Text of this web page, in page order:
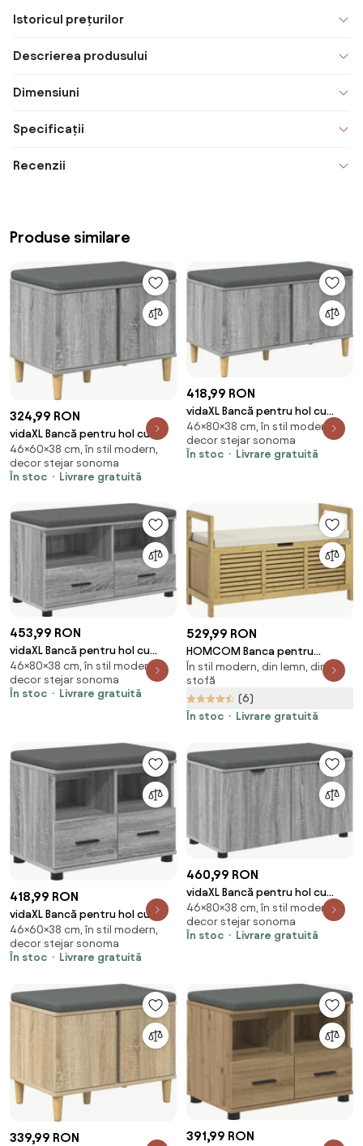
Istoricul prețurilor
Descrierea produsului
Dimensiuni
Specificații
Recenzii
Produse similare
324,99 RON
vidaXL Bancă pentru hol cu
pernă cu ușă Sonoma gri 60 x
38 x 46 cm
46×60×38 cm, în stil modern,
decor stejar sonoma
În stoc
Livrare gratuită
418,99 RON
vidaXL Bancă pentru hol cu
pernă cu ușă Sonoma gri 80 x
38 x 46 cm
46×80×38 cm, în stil modern,
decor stejar sonoma
În stoc
Livrare gratuită
453,99 RON
vidaXL Bancă pentru hol cu
pernă cu sertar Sonoma gri 80
x 38 x 46 cm
46×80×38 cm, în stil modern,
decor stejar sonoma
În stoc
Livrare gratuită
529,99 RON
HOMCOM Banca pentru
pantofi cu capac rabatabil,
Banca din bambus pentru holul
de la intrare cu compartiment
ascuns si capitonare groasa,
În stil modern, din lemn, din
stofă
(6)
În stoc
Livrare gratuită
418,99 RON
vidaXL Bancă pentru hol cu
pernă cu sertar Sonoma gri 60
x 38 x 46 cm
46×60×38 cm, în stil modern,
decor stejar sonoma
În stoc
Livrare gratuită
460,99 RON
vidaXL Bancă pentru hol cu
pernă cu raft Sonoma gri 80 x
38 x 46 cm
46×80×38 cm, în stil modern,
decor stejar sonoma
În stoc
Livrare gratuită
339,99 RON 391,99 RON